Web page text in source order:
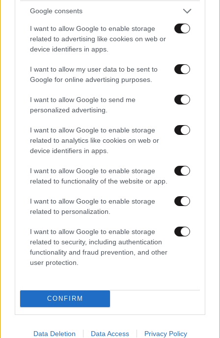
Google consents
I want to allow Google to enable storage
related to advertising like cookies on web or
device identifiers in apps.
I want to allow my user data to be sent to
Google for online advertising purposes.
I want to allow Google to send me
personalized advertising.
I want to allow Google to enable storage
related to analytics like cookies on web or
device identifiers in apps.
I want to allow Google to enable storage
related to functionality of the website or app.
I want to allow Google to enable storage
related to personalization.
I want to allow Google to enable storage
related to security, including authentication
functionality and fraud prevention, and other
user protection.
CONFIRM
Data Deletion Data Access Privacy Policy
Σιγά σιγα 23·04·2025 09:43
Θα μας τον παρουσιάσετε σαν ήρωα! Σκέφτεστε και
**πιτσιρίκι **!
ailouros 23·04·2025 08:41
ΤΕΤΟΙΑ ΦΑΙΝΟΜΕΝΑ ΚΑΙ ΜΥΑΛΟ ΔΕΝ ΒΑΖΟΥΝ ΝΑ
ΜΟΥ ΠΕΙΣ ΚΑΙ ΜΕ ΤΑ ΤΡΟΧΑΙΑ ΑΤΥΧΗΜΑΤΑ ΣΤΟΝ
ΔΡΟΜΟ ΚΑΘΕ ΜΕΡΑ ΠΟΛΕΜΟ ΕΧΟΥΜΕ ΚΑΙ ΜΥΑΛΟ
ΚΟΥΚΟΥΤΣΙ ΤΕΛΙΚΑ Η Μ............Α ΕΙΝΑΙ ΔΙΑΧΡΟΝΙΚΗ
Απαντήστε
LIFESTYLE08·08·2026 19:12
Εριέττα Κούρκουλου – Τα 33α γενέθλια και τα
φιλιά με τον Βύρωνα Βασιλειάδη: «Καμία στιγμή
ευτυχίας δεδομένη»